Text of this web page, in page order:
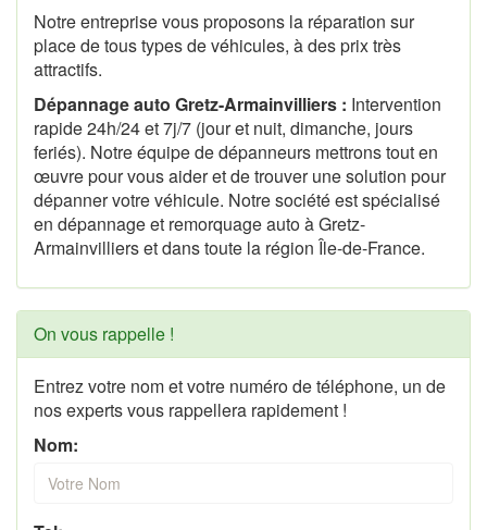
Notre entreprise vous proposons la réparation sur
place de tous types de véhicules, à des prix très
attractifs.
Dépannage auto Gretz-Armainvilliers : Intervention
rapide 24h/24 et 7j/7 (jour et nuit, dimanche, jours
feriés). Notre équipe de dépanneurs mettrons tout en
œuvre pour vous aider et de trouver une solution pour
dépanner votre véhicule. Notre société est spécialisé
en dépannage et remorquage auto à Gretz-
Armainvilliers et dans toute la région Île-de-France.
On vous rappelle !
Entrez votre nom et votre numéro de téléphone, un de
nos experts vous rappellera rapidement !
Nom: